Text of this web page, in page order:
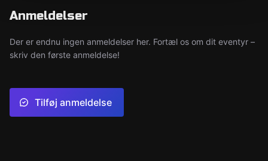
Anmeldelser
Der er endnu ingen anmeldelser her. Fortæl os om dit eventyr –
skriv den første anmeldelse!
Tilføj anmeldelse